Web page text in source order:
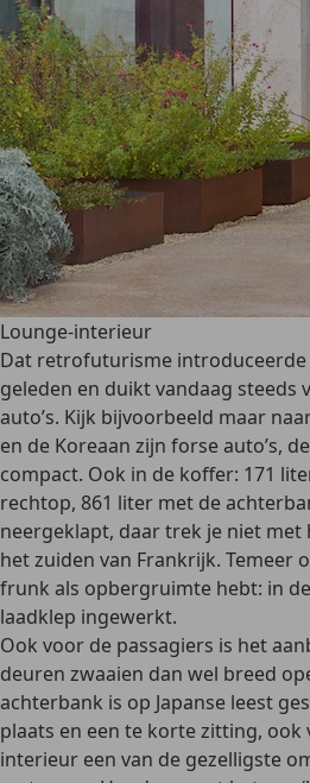
Lounge-interieur
Dat retrofuturisme introduceerde
geleden en duikt vandaag steeds
auto’s. Kijk bijvoorbeeld maar
en de Koreaan zijn forse auto’s,
compact. Ook in de koffer: 171
rechtop, 861 liter met de
neergeklapt, daar trek je niet met
het zuiden van Frankrijk. Temeer
frunk als opbergruimte hebt: in
laadklep ingewerkt.
Ook voor de passagiers is het
deuren zwaaien dan wel breed
achterbank is op Japanse leest
plaats en een te korte zitting, ook
interieur een van de gezelligste